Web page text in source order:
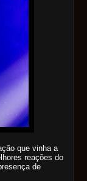
que vinha a
reações do
de